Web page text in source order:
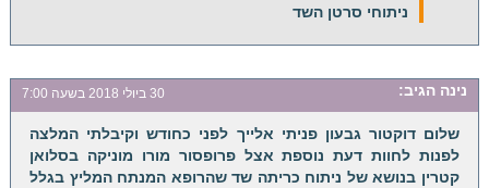
ניתוחי סרטן השד
נינה הגיב: 30 ביולי 2018 בשעה 7:00
שלום דוקטור גבעון פניתי אלייך לפני כחודש וקיבלתי המלצה
לפנות לחוות דעת נוספת אצל פרופסור מורו מוניקה בסלואן
קטרין בנושא של ניתוח כריתה שד שהרופא המנתח המליץ בגלל